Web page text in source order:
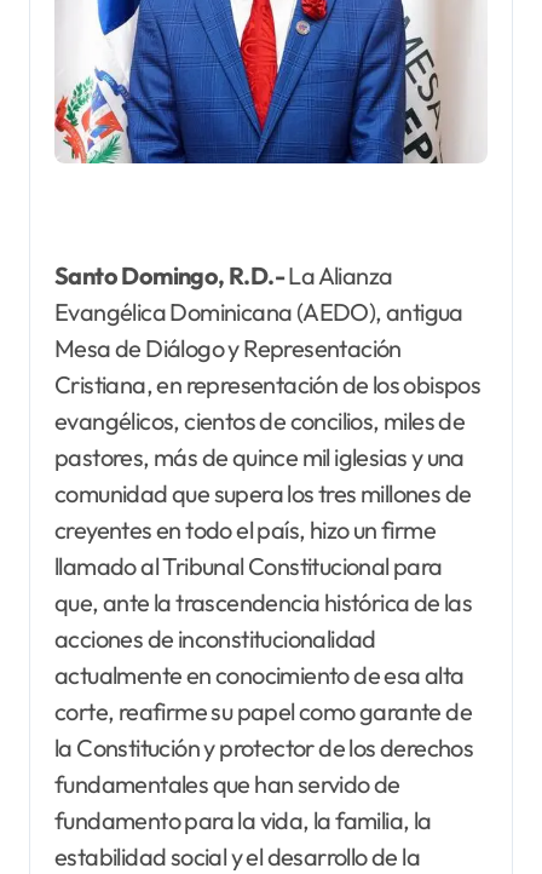
Santo Domingo, R.D.-La Alianza
Evangélica Dominicana (AEDO), antigua
Mesa de Diálogo y Representación
Cristiana, en representación de los obispos
evangélicos, cientos de concilios, miles de
pastores, más de quince mil iglesias y una
comunidad que supera los tres millones de
creyentes en todo el país, hizo un firme
llamado al Tribunal Constitucional para
que, ante la trascendencia histórica de las
acciones de inconstitucionalidad
actualmente en conocimiento de esa alta
corte, reafirme su papel como garante de
la Constitución y protector de los derechos
fundamentales que han servido de
fundamento para la vida, la familia, la
estabilidad social y el desarrollo de la